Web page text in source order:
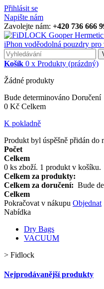
Přihlásit se
Napište nám
Zavolejte nám: +420 736 666
Košík 0 x Produkty (prázdný)
Žádné produkty
Bude determinováno Doručení
0 Kč Celkem
K pokladně
Produkt byl úspěšně přidán do
Počet
Celkem
0 ks zboží. 1 produkt v košíku.
Celkem za produkty:
Celkem za doručení: Bude
Celkem
Pokračovat v nákupu Objednat
Nabídka
Dry Bags
VACUUM
> Fidlock
Nejprodávanější produkty